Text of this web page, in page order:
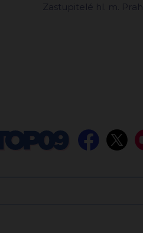
Zastupitelé hl. m. Prahy